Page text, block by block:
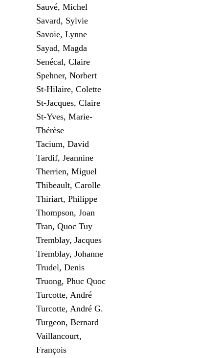
Sauvé, Michel
Savard, Sylvie
Savoie, Lynne
Sayad, Magda
Senécal, Claire
Spehner, Norbert
St-Hilaire, Colette
St-Jacques, Claire
St-Yves, Marie-
Thérèse
Tacium, David
Tardif, Jeannine
Therrien, Miguel
Thibeault, Carolle
Thiriart, Philippe
Thompson, Joan
Tran, Quoc Tuy
Tremblay, Jacques
Tremblay, Johanne
Trudel, Denis
Truong, Phuc Quoc
Turcotte, André
Turcotte, André G.
Turgeon, Bernard
Vaillancourt,
François